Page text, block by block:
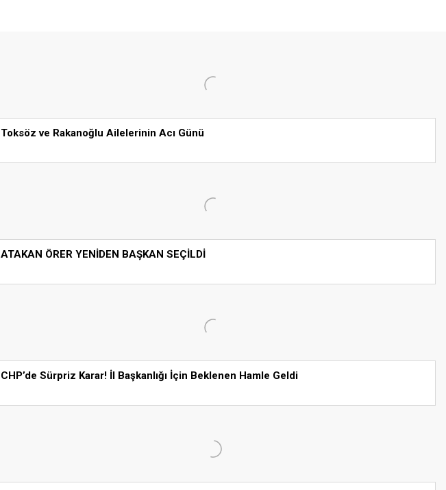
Toksöz ve Rakanoğlu Ailelerinin Acı Günü
ATAKAN ÖRER YENİDEN BAŞKAN SEÇİLDİ
CHP’de Sürpriz Karar! İl Başkanlığı İçin Beklenen Hamle Geldi